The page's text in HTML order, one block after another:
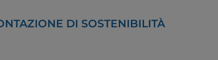
DI SOSTENIBILITÀ